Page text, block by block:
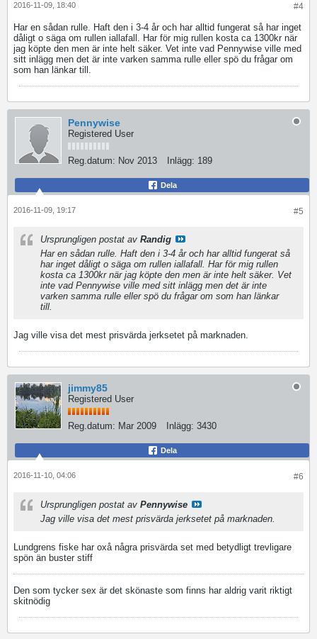
#4
2016-11-09, 18:40
Har en sådan rulle. Haft den i 3-4 år och har alltid fungerat så har inget
dåligt o säga om rullen iallafall. Har för mig rullen kosta ca 1300kr när
jag köpte den men är inte helt säker. Vet inte vad Pennywise ville med
sitt inlägg men det är inte varken samma rulle eller spö du frågar om
som han länkar till.
Pennywise
Registered User
Reg.datum: Nov 2013 Inlägg: 189
Dela
#5
2016-11-09, 19:17
Ursprungligen postat av Randig
Har en sådan rulle. Haft den i 3-4 år och har alltid fungerat så
har inget dåligt o säga om rullen iallafall. Har för mig rullen
kosta ca 1300kr när jag köpte den men är inte helt säker. Vet
inte vad Pennywise ville med sitt inlägg men det är inte
varken samma rulle eller spö du frågar om som han länkar
till.
Jag ville visa det mest prisvärda jerksetet på marknaden.
jimmy85
Registered User
Reg.datum: Mar 2009 Inlägg: 3430
Dela
#6
2016-11-10, 04:06
Ursprungligen postat av Pennywise
Jag ville visa det mest prisvärda jerksetet på marknaden.
Lundgrens fiske har oxå några prisvärda set med betydligt trevligare
spön än buster stiff
Den som tycker sex är det skönaste som finns har aldrig varit riktigt
skitnödig